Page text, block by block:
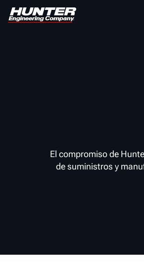
El compromiso de
de suministros y